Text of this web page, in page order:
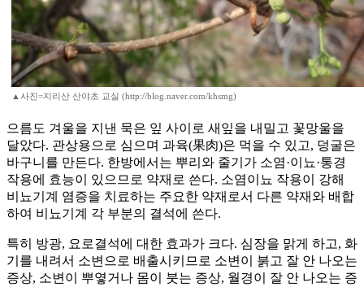
▲사진=지리산 산야초 교실 (http://blog.naver.com/khsmg)
으름도 겨울을 지낸 묵은 잎 사이로 새잎을 내밀고 꽃망울을
달았다. 관상용으로 심으며 과육(果肉)은 먹을 수 있고, 덩굴은
바구니를 만든다. 한방에서는 뿌리와 줄기가 소염·이뇨·통경
작용에 효능이 있으므로 약재로 쓴다. 소염이뇨 작용이 강해
비뇨기계 염증을 치료하는 주요한 약재로서 다른 약재와 배합
하여 비뇨기계 각 부분의 결석에 쓴다.
특히 방광, 요로결석에 대한 효과가 크다. 심장을 맑게 하고, 화
기를 내려서 소변으로 배출시키므로 소변이 붉고 잘 안 나오는
증상, 소변이 뿌옇거나 몸이 붓는 증상, 월경이 잘 안 나오는 증